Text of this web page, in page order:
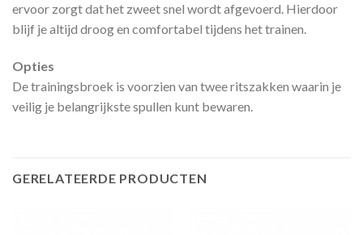
ervoor zorgt dat het zweet snel wordt afgevoerd. Hierdoor
blijf je altijd droog en comfortabel tijdens het trainen.
Opties
De trainingsbroek is voorzien van twee ritszakken waarin je
veilig je belangrijkste spullen kunt bewaren.
GERELATEERDE PRODUCTEN